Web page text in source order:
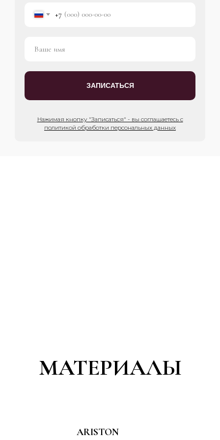
+7
ЗАПИСАТЬСЯ
Нажимая кнопку "Записаться" - вы соглашаетесь с
политикой обработки персональных данных
МАТЕРИАЛЫ
ARISTON